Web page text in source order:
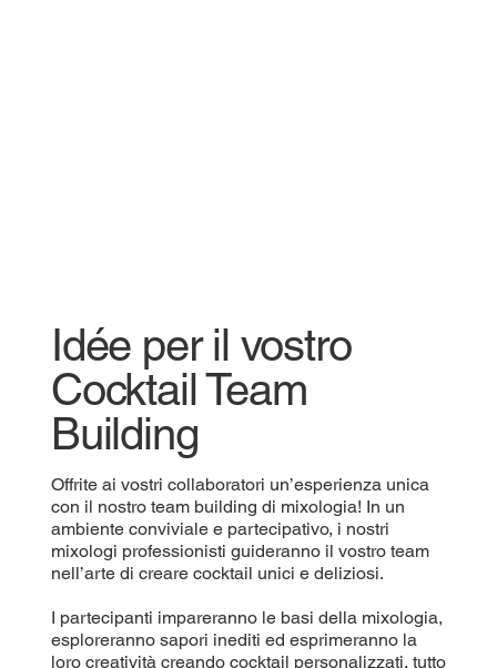
Idée per il vostro
Cocktail Team
Building
Offrite ai vostri collaboratori un’esperienza unica
con il nostro team building di mixologia! In un
ambiente conviviale e partecipativo, i nostri
mixologi professionisti guideranno il vostro team
nell’arte di creare cocktail unici e deliziosi.
I partecipanti impareranno le basi della mixologia,
esploreranno sapori inediti ed esprimeranno la
loro creatività creando cocktail personalizzati, tutto